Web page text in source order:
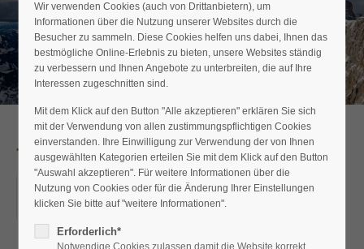
Der Eintrag "offcanvas-col3" existiert leider nicht.
Der Eintrag "offcanvas-col4" existiert leider nicht.
Tagestour Roßstein/Buchstein
07.06.2026
ORT: LENGGRIES
Wir verwenden Cookies (auch von Drittanbietern), um
Informationen über die Nutzung unserer Websites durch die
Besucher zu sammeln. Diese Cookies helfen uns dabei, Ihnen das
bestmögliche Online-Erlebnis zu bieten, unsere Websites ständig
zu verbessern und Ihnen Angebote zu unterbreiten, die auf Ihre
Interessen zugeschnitten sind.
Mit dem Klick auf den Button "Alle akzeptieren" erklären Sie sich
mit der Verwendung von allen zustimmungspflichtigen Cookies
einverstanden. Ihre Einwilligung zur Verwendung der von Ihnen
ausgewählten Kategorien erteilen Sie mit dem Klick auf den Button
"Auswahl akzeptieren". Für weitere Informationen über die
Nutzung von Cookies oder für die Änderung Ihrer Einstellungen
klicken Sie bitte auf "weitere Informationen".
Erforderlich*
Notwendige Cookies zulassen damit die Website korrekt